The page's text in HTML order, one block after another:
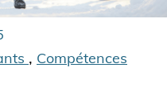
, Compétences